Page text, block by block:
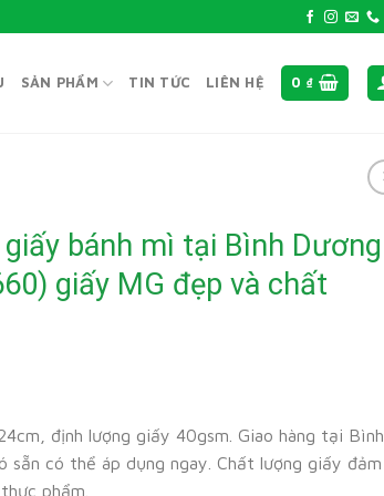
SẢN PHẨM TIN TỨC LIÊN HỆ 0 ₫
bánh mì tại Bình Dương
giấy MG đẹp và chất
định lượng giấy 40gsm. Giao hàng tại Bình
sẵn có thể áp dụng ngay. Chất lượng giấy đảm
phẩm.